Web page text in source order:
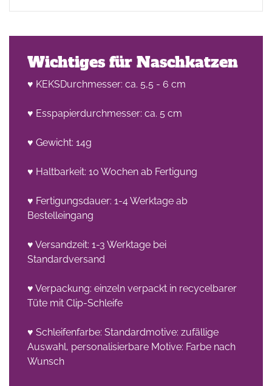
Wichtiges für Naschkatzen
♥ KEKSDurchmesser: ca. 5,5 - 6 cm
♥ Esspapierdurchmesser: ca. 5 cm
♥ Gewicht: 14g
♥ Haltbarkeit: 10 Wochen ab Fertigung
♥ Fertigungsdauer: 1-4 Werktage ab
Bestelleingang
♥ Versandzeit: 1-3 Werktage bei
Standardversand
♥ Verpackung: einzeln verpackt in recycelbarer
Tüte mit Clip-Schleife
♥ Schleifenfarbe: Standardmotive: zufällige
Auswahl, personalisierbare Motive: Farbe nach
Wunsch